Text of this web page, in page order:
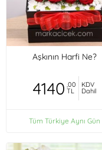
Aşkının Harfi Ne?
4140 ,00
TL
KDV
Dahil
Tüm Türkiye Aynı Gün